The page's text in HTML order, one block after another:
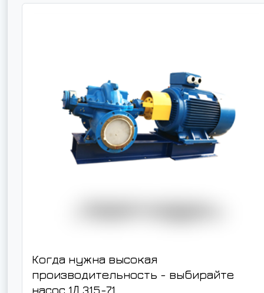
Когда нужна высокая
производительность - выбирайте
насос 1Д 315-71